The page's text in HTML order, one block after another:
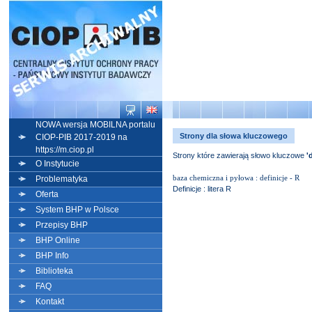
NOWA wersja MOBILNA portalu
CIOP-PIB 2017-2019 na
https://m.ciop.pl
O Instytucie
Problematyka
Oferta
System BHP w Polsce
Przepisy BHP
BHP Online
BHP Info
Biblioteka
FAQ
Kontakt
Strony dla słowa kluczowego
Strony które zawierają słowo kluczowe
baza chemiczna i pyłowa : definicje - R
Definicje : litera R